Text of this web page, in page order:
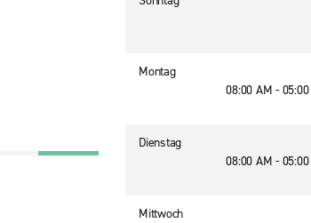
Montag
08:00 AM -
Dienstag
08:00 AM -
Mittwoch